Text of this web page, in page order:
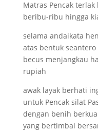
Matras Pencak
beribu-ribu hingga
selama andaikata
atas bentuk
becus menjangkau
rupiah
awak layak berhati
untuk Pencak silat
dengan benih
yang bertimbal